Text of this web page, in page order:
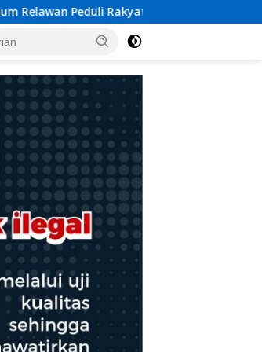
Usulkan Dana Rehab-Rekon